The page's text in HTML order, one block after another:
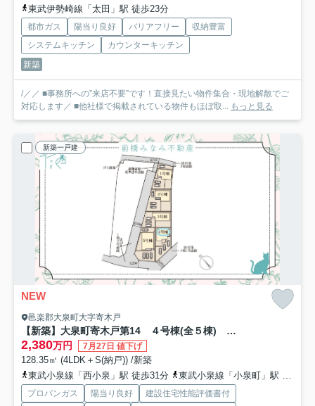
東武伊勢崎線「太田」駅 徒歩23分
都市ガス 陽当り良好 バリアフリー
収納豊富
システムキッチン
カウンターキッチン
新築
/／／ ■事務所への”来店不要”です！直接見たい物件集合・現地解散でご
対応します／ ■他社様で掲載されている物件もほぼ取... もっと見る
新築一戸建
NEW
邑楽郡大泉町大字寄木戸
【新築】大泉町寄木戸第14 ４号棟(全５棟) リーブルガーデン 新築建売分譲
2,380万円 7月27日 値下げ
128.35㎡ (4LDK＋S(納戸)) /新築
東武小泉線「西小泉」駅 徒歩31分
東武小泉線「小泉町」駅 徒歩46分
プロパンガス 陽当り良好
建設住宅性能評価書付